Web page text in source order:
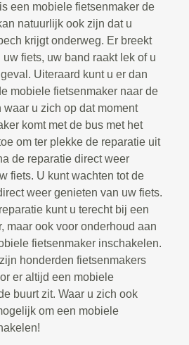
een mobiele fietsenmaker de
natuurlijk ook zijn dat u
krijgt onderweg. Er breekt
fiets, uw band raakt lek of u
Uiteraard kunt u er dan
mobiele fietsenmaker naar de
waar u zich op dat moment
komt met de bus met het
om ter plekke de reparatie uit
de reparatie direct weer
fiets. U kunt wachten tot de
weer genieten van uw fiets.
kunt u terecht bij een
maar ook voor onderhoud aan
fietsenmaker inschakelen.
honderden fietsenmakers
er altijd een mobiele
buurt zit. Waar u zich ook
om een mobiele